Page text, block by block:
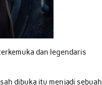
dan legendaris
dibuka itu menjadi sebuah